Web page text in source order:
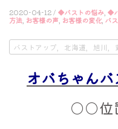
2020-04-12 / ◆バストの悩み ◆
方法 お客様の声 お客様の変化 バ
バストアップ，北海道，旭川，
オバちゃん
○○位